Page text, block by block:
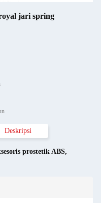
jari spring
Deskripsi
prostetik ABS,